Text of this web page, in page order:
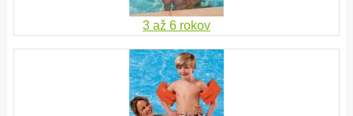
3 až 6 rokov